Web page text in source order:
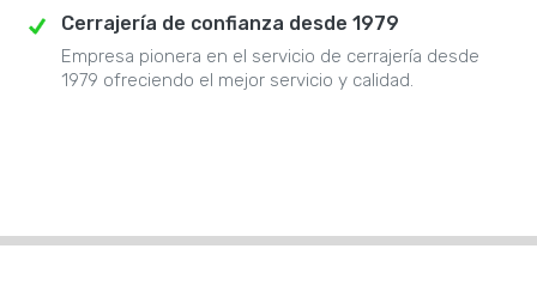
Cerrajería de confianza desde 1979
Empresa pionera en el servicio de cerrajería desde
1979 ofreciendo el mejor servicio y calidad.